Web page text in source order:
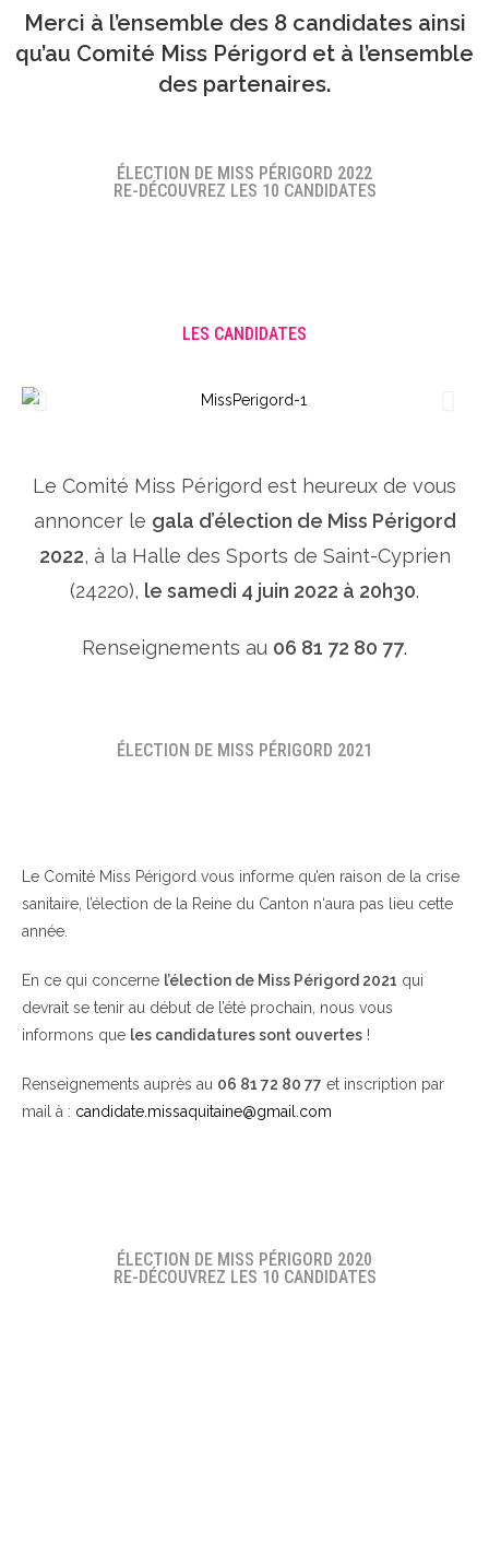
Merci à l’ensemble des 8 candidates ainsi
qu’au Comité Miss Périgord et à l’ensemble
des partenaires.
ÉLECTION DE MISS PÉRIGORD 2022
RE-DÉCOUVREZ LES 10 CANDIDATES
LES CANDIDATES
Le Comité Miss Périgord est heureux de vous
annoncer le gala d’élection de Miss Périgord
2022, à la Halle des Sports de Saint-Cyprien
(24220), le samedi 4 juin 2022 à 20h30.
Renseignements au 06 81 72 80 77.
ÉLECTION DE MISS PÉRIGORD 2021
Le Comité Miss Périgord vous informe qu’en raison de la crise
sanitaire, l’élection de la Reine du Canton n‘aura pas lieu cette
année.
En ce qui concerne l’élection de Miss Périgord 2021 qui
devrait se tenir au début de l’été prochain, nous vous
informons que les candidatures sont ouvertes !
Renseignements auprès au 06 81 72 80 77 et inscription par
mail à : candidate.missaquitaine@gmail.com
ÉLECTION DE MISS PÉRIGORD 2020
RE-DÉCOUVREZ LES 10 CANDIDATES